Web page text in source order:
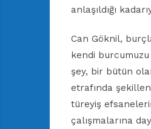
anlaşıldığı
Can Göknil,
kendi burcumuzu
şey, bir bütün
etrafında
türeyiş
çalışmalarına